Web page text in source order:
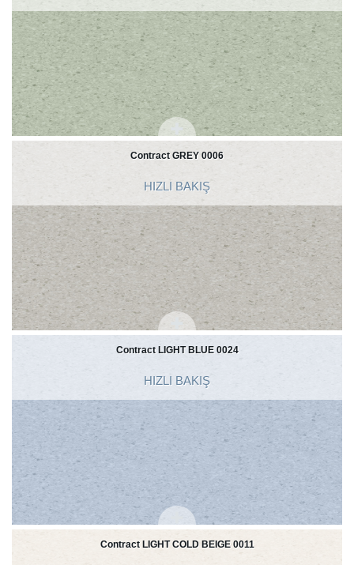
Contract GREY 0006
HIZLI BAKIŞ
Contract LIGHT BLUE 0024
HIZLI BAKIŞ
Contract LIGHT COLD BEIGE 0011